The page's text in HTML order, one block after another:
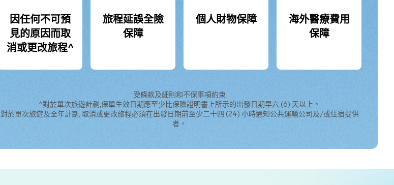
因任何不可預
見的原因而取
消或更改旅程^
旅程延誤全險
保障
個人財物保障
海外醫療費用
保障
受條款及細則和不保事項約束
^對於單次旅遊計劃,保單生效日期應至少比保險證明書上所示的出發日期早六 (6) 天以上。
對於單次旅遊及全年計劃, 取消或更改旅程必須在出發日期前至少二十四 (24) 小時通知公共運輸公司及/或住宿提供
者。